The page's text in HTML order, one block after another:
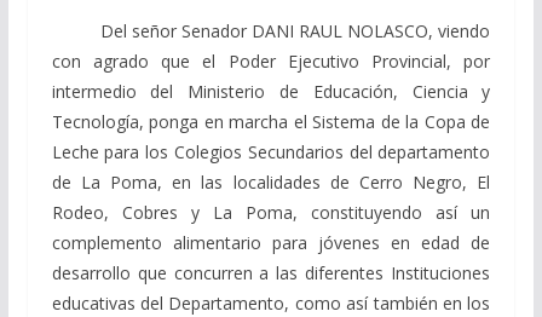
Del señor Senador DANI RAUL NOLASCO, viendo
con agrado que el Poder Ejecutivo Provincial, por
intermedio del Ministerio de Educación, Ciencia y
Tecnología, ponga en marcha el Sistema de la Copa de
Leche para los Colegios Secundarios del departamento
de La Poma, en las localidades de Cerro Negro, El
Rodeo, Cobres y La Poma, constituyendo así un
complemento alimentario para jóvenes en edad de
desarrollo que concurren a las diferentes Instituciones
educativas del Departamento, como así también en los